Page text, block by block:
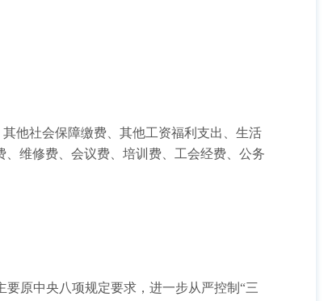
他社会保障缴费、其他工资福利支出、生活
维修费、会议费、培训费、工会经费、公务
要原中央八项规定要求，进一步从严控制“三